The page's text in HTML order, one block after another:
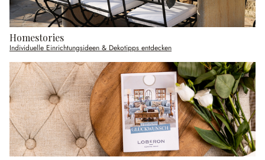
Homestories
Individuelle Einrichtungsideen & Dekotipps entdecken